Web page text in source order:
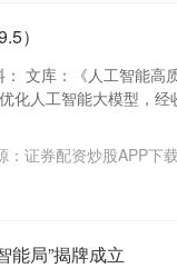
）
文库：《人工智能高
化人工智能大模型，经
：证券配资炒股APP下载
能局”揭牌成立